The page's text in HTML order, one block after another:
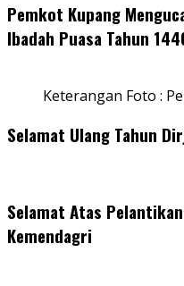
Pemkot Kupang
Ibadah Puasa Tahun
Keterangan Foto :
Selamat Ulang Tahun
Selamat Atas
Kemendagri